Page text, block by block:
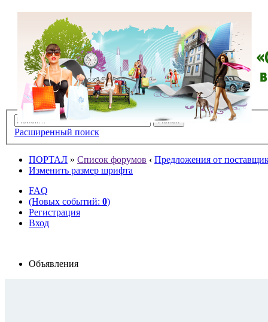
Расширенный поиск
ПОРТАЛ » Список форумов ‹ Предложения от
Изменить размер шрифта
FAQ
(Новых событий: 0)
Регистрация
Вход
Объявления